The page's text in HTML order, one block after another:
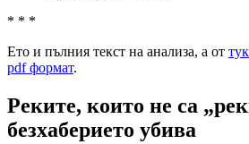
* * *
Ето и пълния текст на анализа, а от
pdf формат.
Реките, които не са „
безхаберието убива